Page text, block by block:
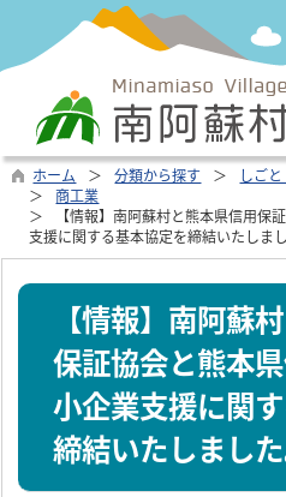
ホーム 分類から探す しご
商工業
【情報】南阿蘇村と熊本県信用保
支援に関する基本協定を締結いたしまし
【情報】南阿蘇
保証協会と熊本
小企業支援に関
締結いたしました